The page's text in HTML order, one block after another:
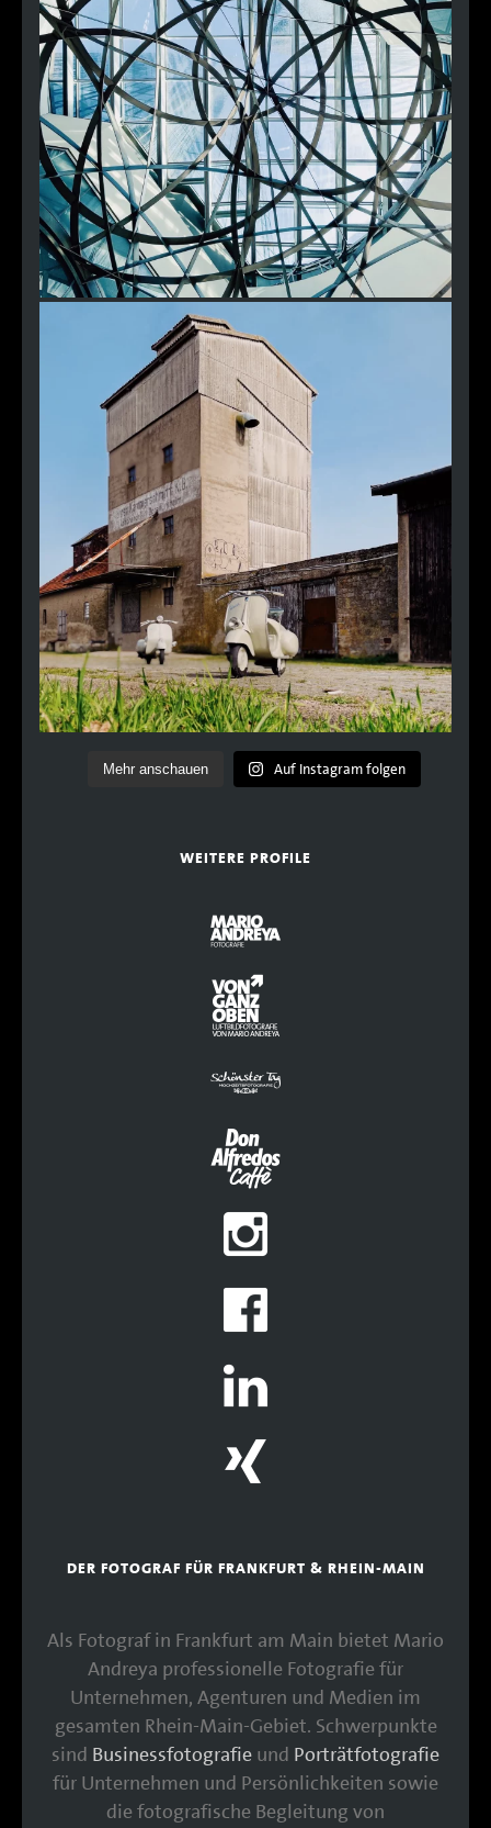
Mehr anschauen Auf Instagram folgen
WEITERE PROFILE
DER FOTOGRAF FÜR FRANKFURT & RHEIN-MAIN
Als Fotograf in Frankfurt am Main bietet Mario
Andreya professionelle Fotografie für
Unternehmen, Agenturen und Medien im
gesamten Rhein-Main-Gebiet. Schwerpunkte
sind Businessfotografie und Porträtfotografie
für Unternehmen und Persönlichkeiten sowie
die fotografische Begleitung von